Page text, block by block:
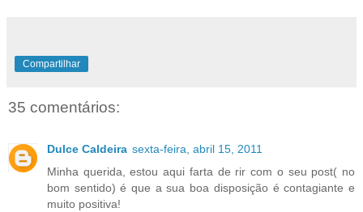
Compartilhar
35 comentários:
Dulce Caldeira sexta-feira, abril 15, 2011
Minha querida, estou aqui farta de rir com o seu post( no
bom sentido) é que a sua boa disposição é contagiante e
muito positiva!